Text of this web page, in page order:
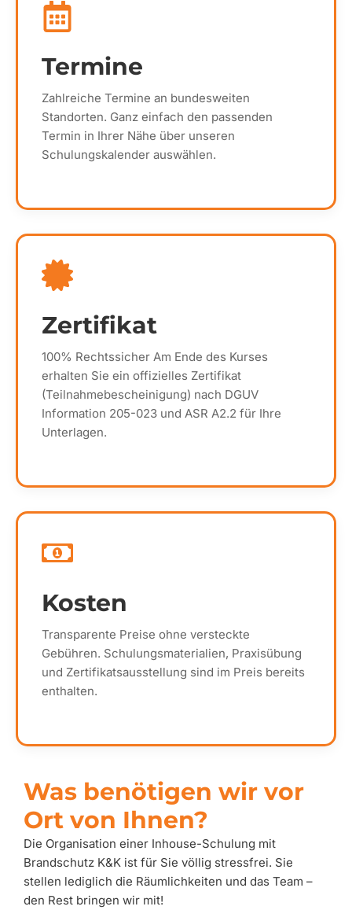
Termine
Zahlreiche Termine an bundesweiten
Standorten. Ganz einfach den passenden
Termin in Ihrer Nähe über unseren
Schulungskalender auswählen.
Zertifikat
100% Rechtssicher Am Ende des Kurses
erhalten Sie ein offizielles Zertifikat
(Teilnahmebescheinigung) nach DGUV
Information 205-023 und ASR A2.2 für Ihre
Unterlagen.
Kosten
Transparente Preise ohne versteckte
Gebühren. Schulungsmaterialien, Praxisübung
und Zertifikatsausstellung sind im Preis bereits
enthalten.
Was benötigen wir vor
Ort von Ihnen?
Die Organisation einer Inhouse-Schulung mit
Brandschutz K&K ist für Sie völlig stressfrei. Sie
stellen lediglich die Räumlichkeiten und das Team –
den Rest bringen wir mit!